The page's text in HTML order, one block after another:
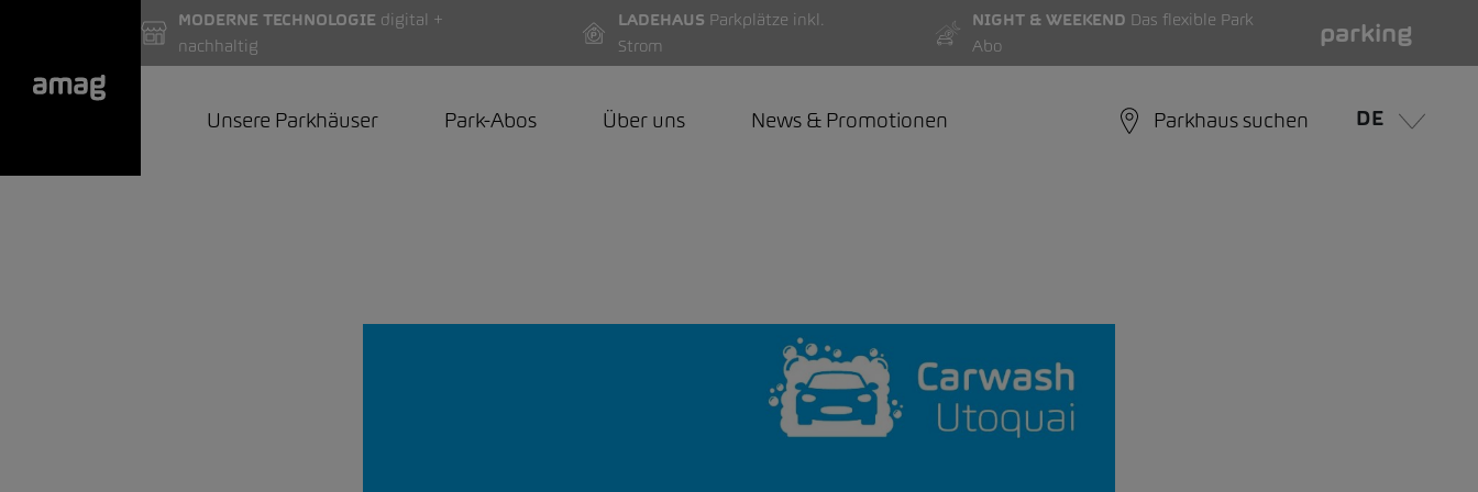
MODERNE TECHNOLOGIE digital +
nachhaltig
LADEHAUS Parkplätze inkl.
Strom
NIGHT & WEEKEND Das flexible Park
Abo
parking
Unsere Parkhäuser Park-Abos Über uns News & Promotionen Parkhaus suchen DE